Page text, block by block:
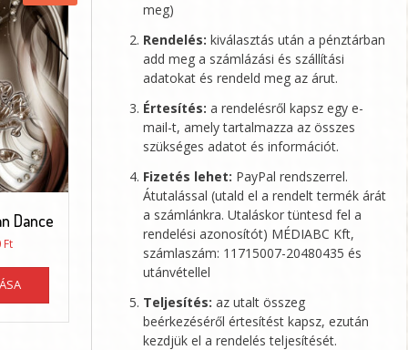
változatok
a
termékoldalon
választhatók
ki
Dance
FtÁrtartomány:
62070 Ft
Ennek
terméknek
több
meg)
Rendelés: kiválasztás után a pénztárban
add meg a számlázási és szállítási
adatokat és rendeld meg az árut.
Értesítés: a rendelésről kapsz egy e-
mail-t, amely tartalmazza az összes
szükséges adatot és információt.
Fizetés lehet: PayPal rendszerrel.
Átutalással (utald el a rendelt termék árát
a számlánkra. Utaláskor tüntesd fel a
rendelési azonosítót) MÉDIABC Kft,
számlaszám: 11715007-20480435 és
utánvétellel
Teljesítés: az utalt összeg
beérkezéséről értesítést kapsz, ezután
kezdjük el a rendelés teljesítését.